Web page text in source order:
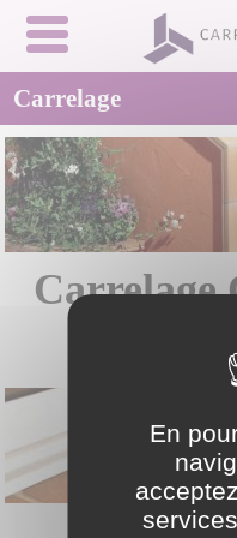
Carrelage
Carrelage
En